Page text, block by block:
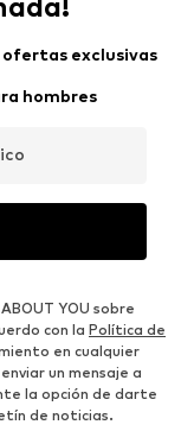
exclusivas
hombres
YOU sobre
con la Política de
en cualquier
un mensaje a
la opción de darte
de noticias.